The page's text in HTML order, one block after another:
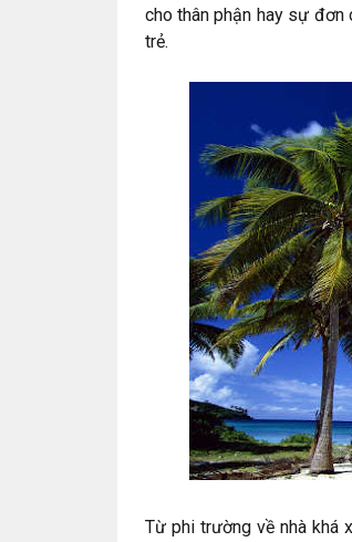
cho thân phận hay sự đơn
trẻ.
Từ phi trường về nhà khá